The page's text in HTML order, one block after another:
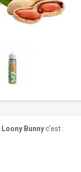
Loony Bunnyc'est :